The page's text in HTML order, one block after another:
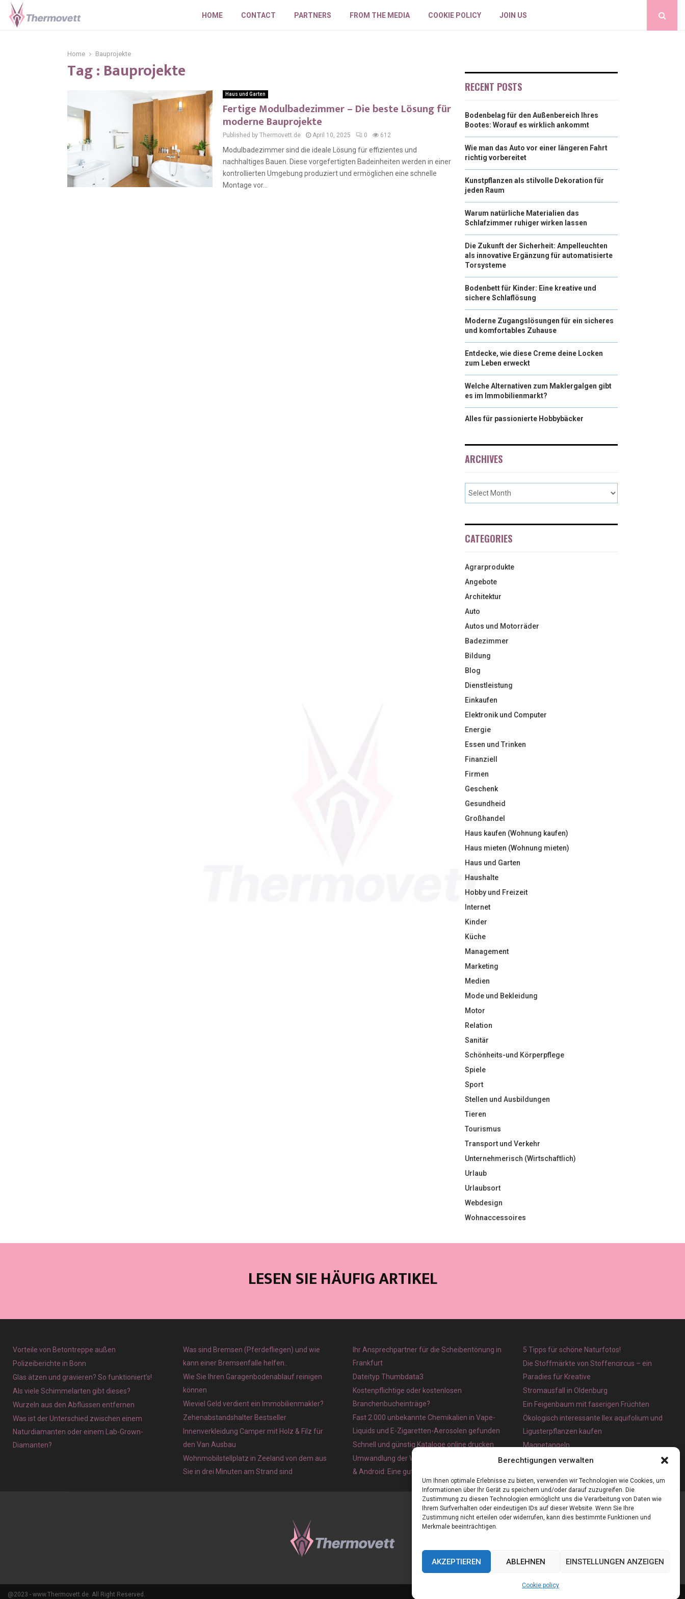
Berechtigungen verwalten
Um Ihnen optimale Erlebnisse zu bieten, verwenden wir Technologien wie Cookies, um
Informationen über Ihr Gerät zu speichern und/oder darauf zuzugreifen. Die
Zustimmung zu diesen Technologien ermöglicht uns die Verarbeitung von Daten wie
Ihrem Surfverhalten oder eindeutigen IDs auf dieser Website. Wenn Sie Ihre
Zustimmung nicht erteilen oder widerrufen, kann dies bestimmte Funktionen und
Merkmale beeinträchtigen.
AKZEPTIEREN ABLEHNEN EINSTELLUNGEN ANZEIGEN
Cookie policy
HOME CONTACT PARTNERS FROM THE MEDIA COOKIE POLICY JOIN US
Home Bauprojekte
Tag : Bauprojekte
Haus und Garten
Fertige Modulbadezimmer – Die beste Lösung für
moderne Bauprojekte
Published by Thermovett.de April 10, 2025 0 612
Modulbadezimmer sind die ideale Lösung für effizientes und
nachhaltiges Bauen. Diese vorgefertigten Badeinheiten werden in einer
kontrollierten Umgebung produziert und ermöglichen eine schnelle
Montage vor...
RECENT POSTS
Bodenbelag für den Außenbereich Ihres
Bootes: Worauf es wirklich ankommt
Wie man das Auto vor einer längeren Fahrt
richtig vorbereitet
Kunstpflanzen als stilvolle Dekoration für
jeden Raum
Warum natürliche Materialien das
Schlafzimmer ruhiger wirken lassen
Die Zukunft der Sicherheit: Ampelleuchten
als innovative Ergänzung für automatisierte
Torsysteme
Bodenbett für Kinder: Eine kreative und
sichere Schlaflösung
Moderne Zugangslösungen für ein sicheres
und komfortables Zuhause
Entdecke, wie diese Creme deine Locken
zum Leben erweckt
Welche Alternativen zum Maklergalgen gibt
es im Immobilienmarkt?
Alles für passionierte Hobbybäcker
ARCHIVES
CATEGORIES
Agrarprodukte
Angebote
Architektur
Auto
Autos und Motorräder
Badezimmer
Bildung
Blog
Dienstleistung
Einkaufen
Elektronik und Computer
Energie
Essen und Trinken
Finanziell
Firmen
Geschenk
Gesundheid
Großhandel
Haus kaufen (Wohnung kaufen)
Haus mieten (Wohnung mieten)
Haus und Garten
Haushalte
Hobby und Freizeit
Internet
Kinder
Küche
Management
Marketing
Medien
Mode und Bekleidung
Motor
Relation
Sanitär
Schönheits-und Körperpflege
Spiele
Sport
Stellen und Ausbildungen
Tieren
Tourismus
Transport und Verkehr
Unternehmerisch (Wirtschaftlich)
Urlaub
Urlaubsort
Webdesign
Wohnaccessoires
LESEN SIE HÄUFIG ARTIKEL
Vorteile von Betontreppe außen
Polizeiberichte in Bonn
Glas ätzen und gravieren? So funktioniert’s!
Als viele Schimmelarten gibt dieses?
Wurzeln aus den Abflüssen entfernen
Was ist der Unterschied zwischen einem
Naturdiamanten oder einem Lab-Grown-
Diamanten?
Was sind Bremsen (Pferdefliegen) und wie
kann einer Bremsenfalle helfen..
Wie Sie Ihren Garagenbodenablauf reinigen
können
Wieviel Geld verdient ein Immobilienmakler?
Zehenabstandshalter Bestseller
Innenverkleidung Camper mit Holz & Filz für
den Van Ausbau
Wohnmobilstellplatz in Zeeland von dem aus
Sie in drei Minuten am Strand sind
Ihr Ansprechpartner für die Scheibentönung in
Frankfurt
Dateityp Thumbdata3
Kostenpflichtige oder kostenlosen
Branchenbucheinträge?
Fast 2.000 unbekannte Chemikalien in Vape-
Liquids und E-Zigaretten-Aerosolen gefunden
Schnell und günstig Kataloge online drucken
Umwandlung der Webseite in eine App für iOS
& Android: Eine gute Idee?
5 Tipps für schöne Naturfotos!
Die Stoffmärkte von Stoffencircus – ein
Paradies für Kreative
Stromausfall in Oldenburg
Ein Feigenbaum mit faserigen Früchten
Ökologisch interessante Ilex aquifolium und
Ligusterpflanzen kaufen
Magnetangeln
@2023 - www.Thermovett.de. All Right Reserved.